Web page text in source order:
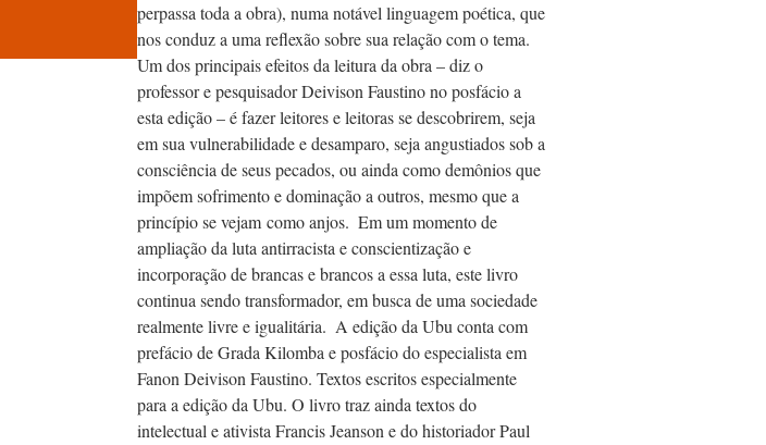
perpassa toda a obra), numa notável linguagem poética, que
nos conduz a uma reflexão sobre sua relação com o tema.
Um dos principais efeitos da leitura da obra – diz o
professor e pesquisador Deivison Faustino no posfácio a
esta edição – é fazer leitores e leitoras se descobrirem, seja
em sua vulnerabilidade e desamparo, seja angustiados sob a
consciência de seus pecados, ou ainda como demônios que
impõem sofrimento e dominação a outros, mesmo que a
princípio se vejam como anjos.  Em um momento de
ampliação da luta antirracista e conscientização e
incorporação de brancas e brancos a essa luta, este livro
continua sendo transformador, em busca de uma sociedade
realmente livre e igualitária.  A edição da Ubu conta com
prefácio de Grada Kilomba e posfácio do especialista em
Fanon Deivison Faustino. Textos escritos especialmente
para a edição da Ubu. O livro traz ainda textos do
intelectual e ativista Francis Jeanson e do historiador Paul